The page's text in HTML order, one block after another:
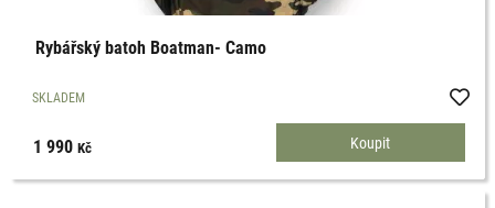
Rybářský batoh Boatman- Camo
SKLADEM
1 990Kč